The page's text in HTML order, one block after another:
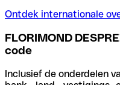
Ontdek internationale
FLORIMOND
code
Inclusief de onderdelen